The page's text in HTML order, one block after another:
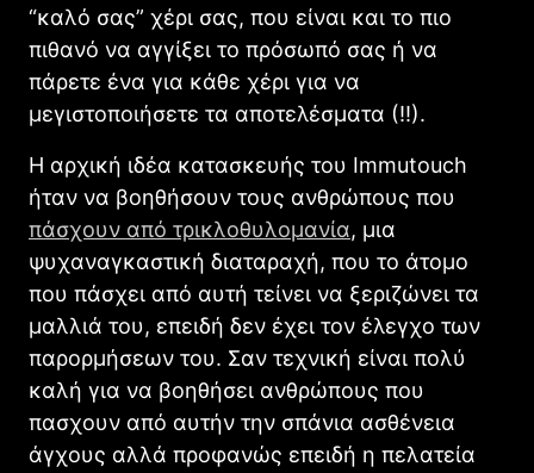
“καλό σας” χέρι σας, που είναι και το πιο
πιθανό να αγγίξει το πρόσωπό σας ή να
πάρετε ένα για κάθε χέρι για να
μεγιστοποιήσετε τα αποτελέσματα (!!).
Η αρχική ιδέα κατασκευής του Immutouch
ήταν να βοηθήσουν τους ανθρώπους που
πάσχουν από τρικλοθυλομανία, μια
ψυχαναγκαστική διαταραχή, που το άτομο
που πάσχει από αυτή τείνει να ξεριζώνει τα
μαλλιά του, επειδή δεν έχει τον έλεγχο των
παρορμήσεων του. Σαν τεχνική είναι πολύ
καλή για να βοηθήσει ανθρώπους που
πασχουν από αυτήν την σπάνια ασθένεια
άγχους αλλά προφανώς επειδή η πελατεία